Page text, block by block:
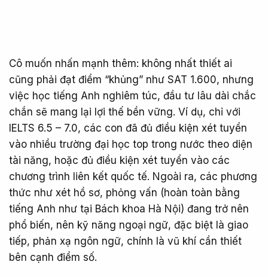
Cô muốn nhấn mạnh thêm: không nhất thiết ai
cũng phải đạt điểm “khủng” như SAT 1.600, nhưng
việc học tiếng Anh nghiêm túc, đầu tư lâu dài chắc
chắn sẽ mang lại lợi thế bền vững. Ví dụ, chỉ với
IELTS 6.5 – 7.0, các con đã đủ điều kiện xét tuyển
vào nhiều trường đại học top trong nước theo diện
tài năng, hoặc đủ điều kiện xét tuyển vào các
chương trình liên kết quốc tế. Ngoài ra, các phương
thức như xét hồ sơ, phỏng vấn (hoàn toàn bằng
tiếng Anh như tại Bách khoa Hà Nội) đang trở nên
phổ biến, nên kỹ năng ngoại ngữ, đặc biệt là giao
tiếp, phản xạ ngôn ngữ, chính là vũ khí cần thiết
bên cạnh điểm số.